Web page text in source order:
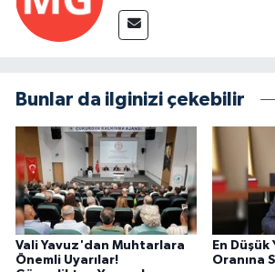
Bunlar da ilginizi çekebilir
Vali Yavuz'dan Muhtarlara
Önemli Uyarılar!
En Düşük
Oranına